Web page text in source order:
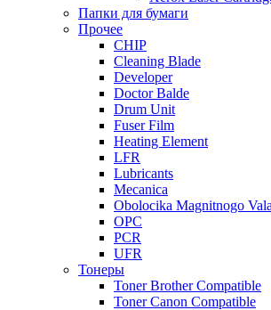
Папки для бумаги
Прочее
CHIP
Cleaning Blade
Developer
Doctor Balde
Drum Unit
Fuser Film
Heating Element
LFR
Lubricants
Mecanica
Obolocika Magnitnogo Vala
OPC
PCR
UFR
Тонеры
Toner Brother Compatible
Toner Canon Compatible